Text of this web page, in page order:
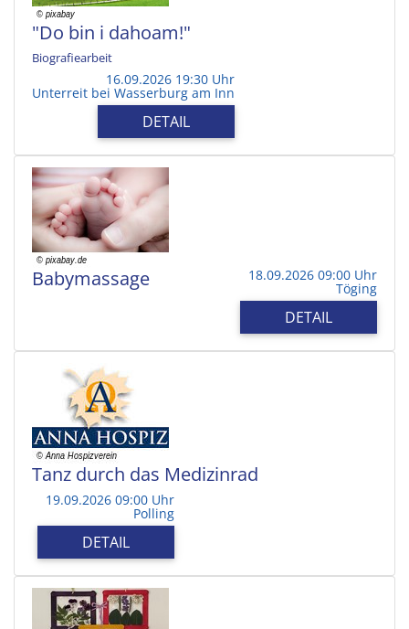
"Do bin i dahoam!"
Biografiearbeit
16.09.2026 19:30 Uhr
Unterreit bei Wasserburg am Inn
DETAIL
Babymassage 18.09.2026 09:00 Uhr
Töging
DETAIL
Tanz durch das Medizinrad
19.09.2026 09:00 Uhr
Polling
DETAIL